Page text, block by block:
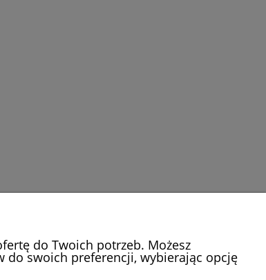
O NAS
do Twoich potrzeb. Możesz
do swoich preferencji, wybierając opcję